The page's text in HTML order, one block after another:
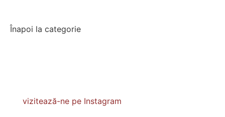
Înapoi la categorie
vizitează-ne pe Instagram